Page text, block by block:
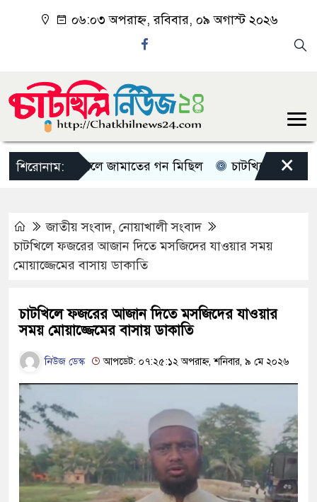
০৬:০৩ অপরাহ্ন, রবিবার, ০৯ অগাস্ট ২০২৬
শিরোনাম:
চাটখিলে জামাতের গন মিছিল চাটখিলে পানিতে
×
জাতীয় সংবাদ, নোয়াখালী সংবাদ
চাটখিলে ফজরের আজান দিতে মসজিদের যাওয়ার সময়
মোয়াজ্জেমের বাসায় ডাকাতি
চাটখিলে ফজরের আজান দিতে মসজিদের যাওয়ার
সময় মোয়াজ্জেমের বাসায় ডাকাতি
নিউজ ডেস্ক আপডেট: ০৭:২৫:১২ অপরাহ্ন, শনিবার, ৯ মে ২০২৬